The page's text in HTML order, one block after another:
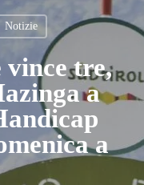
Notizie
vince tre,
a
a